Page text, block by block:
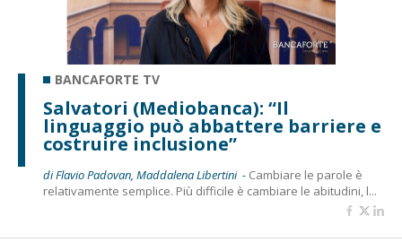
BANCAFORTE TV
Salvatori (Mediobanca): “Il
linguaggio può abbattere barriere e
costruire inclusione”
di Flavio Padovan, Maddalena Libertini - Cambiare le parole è
relativamente semplice. Più difficile è cambiare le abitudini, l...